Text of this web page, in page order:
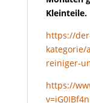
Kleinteile.
https://
reiniger-
https://